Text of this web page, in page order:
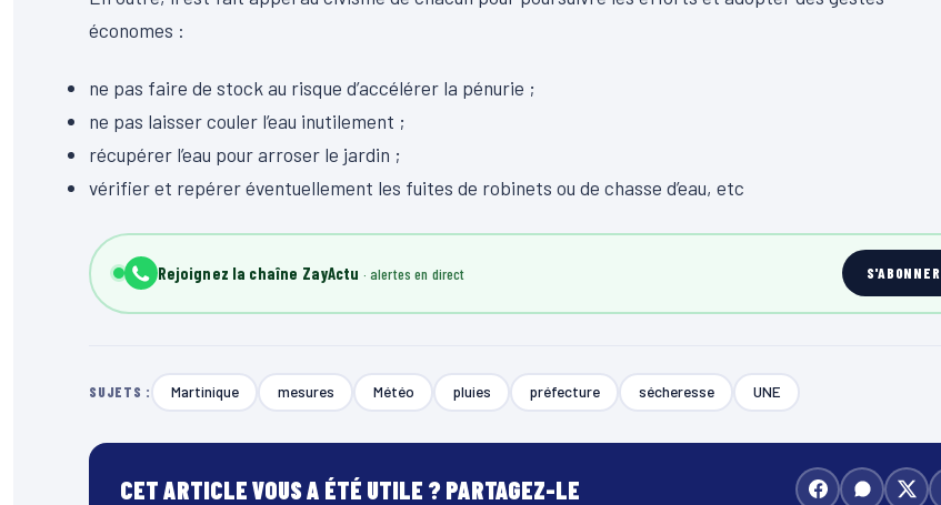
économes :
ne pas faire de stock au risque d’accélérer la pénurie ;
ne pas laisser couler l’eau inutilement ;
récupérer l’eau pour arroser le jardin ;
vérifier et repérer éventuellement les fuites de robinets ou de chasse d’eau, etc
Rejoignez la chaîne ZayActu S'ABONNER
SUJETS : Martinique mesures Météo pluies préfecture sécheresse UNE
CET ARTICLE VOUS A ÉTÉ UTILE ? PARTAGEZ-LE